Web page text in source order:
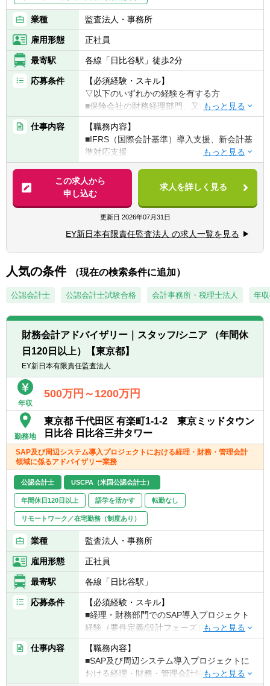
・経理・決算オペレーション支援
※ポジションはご経験、スキルを考慮して選
業種 監査法人・事務所
雇用形態 正社員
最寄駅 各線「日比谷駅」徒歩2分
応募条件
【必須経験・スキル】
▽以下のいずれかの経験を有する方
■保険会社の財務経理部門、又は、コンサル
ティング業界（会計関連・内部統制等）での
経験。JICPA資格又はUSCPA資格（3科目以
上合格者）を希望。
■監査法人での保険会社の財務諸表監査・内
部統制監査経験。JICPA資格又はUSCPA資格
（3科目以上合格者）又はアクチュアリー資
格（科目合格も可）を希望。
■業務内容に記載した領域に関する保険会社
の経営企画部門、リスク管理部門、数理部門
での経験。かつ財務会計にも高い関心があ
【語学力】
■英語（TOEC650点以上）推奨 ※
ばしていただくと活躍の場が広がります。
なお、業務内容をご確認の上で、希望に合致
し前向きに取り組む意気込みがあれば、上記
の要件に合致していない場合でも、ポテンシ
た、入社後にアクチュアリー資格取得の支援
制度もあります。
仕事内容
【職務内容】
■IFRS（国際会計基準）導入支援、新会計基
準対応支援
・IFRS（国際会計基準）17号を中心とした保
険会社へのIFRS導入支援、新会計基準対応支
援を提供しています。
・財務会計と親和性の高い経営管理・資本最
適化戦略策定支援、管理会計高度化支援、資
本規制対応支援、内部監査支援等のサービス
を提供しています。
■経済価値ベース資本規制等新規制への対応
支援
・国際資本基準（ICS）、経済価値ソルベン
供しています。
■内部統制構築・財務会計プロセス等の高度
化支援
・財務報告プロセスの高度化・変革（ERP導
入・デジタル活用による各種施策）支援、規
制対応を含む決算業務支援等のサービスを提
・IFRS等新会計基準や資本規制に対応したガ
バナンス態勢構築・高度化の支援、デジタル
活用による業務プロセス改善、統合的データ
ガバナンス構築の支援等のサービスを提供し
ています。
グローバルネットワークによる海外との連
携、デジタル活用に関する専門家等との連携
を前提に、国内外の金融機関に対する最先端
のアドバイザリー業務を提供しています。
また、上記業務に関し、主として財務会計ア
ドバイザリーの専門家の観点から財務諸表監
査に従事することもあります。
この求人から
申し込む
求人を詳しく見る
更新日 2026年07月31日
EY新日本有限責任監査法人 の求人一覧を見る
人気の条件 （現在の検索条件に追加）
公認会計士 公認会計士試験合格 会計事務所・税理士法人 年
財務会計アドバイザリー｜スタッフ/シニア （年間休
日120日以上）【東京都】
EY新日本有限責任監査法人
年収
500万円～1200万円
勤務地
東京都 千代田区 有楽町1-1-2 東京ミッドタウン
日比谷 日比谷三井タワー
SAP及び周辺システム導入プロジェクトにおける経理・財務・管理会計
領域に係るアドバイザリー業務
公認会計士 USCPA（米国公認会計士）
年間休日120日以上 語学を活かす 転勤なし
リモートワーク／在宅勤務（制度あり）
業種 監査法人・事務所
雇用形態 正社員
最寄駅 各線「日比谷駅」
応募条件
【必須経験・スキル】
■経理・財務部門でのSAP導入プロジェクト
経験（要件定義/設計フェーズ）またはそれに
準ずる知識・経験
■英語力（初級レベル以上）
【歓迎経験・スキル】
仕事内容
【職務内容】
■SAP及び周辺システム導入プロジェクトに
おける経理・財務・管理会計領域に係る業務